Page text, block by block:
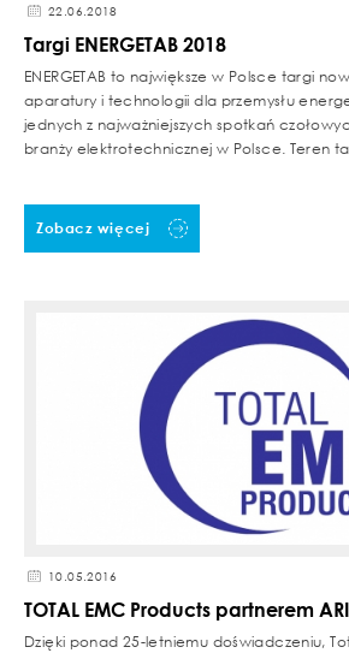
22.06.2018
Targi ENERGETAB 2018
ENERGETAB to największe w Polsce targi
aparatury i technologii dla przemysłu
jednych z najważniejszych spotkań
branży elektrotechnicznej w Polsce. Teren
Zobacz więcej
10.05.2016
TOTAL EMC Products partnerem
Dzięki ponad 25-letniemu doświadczeniu,